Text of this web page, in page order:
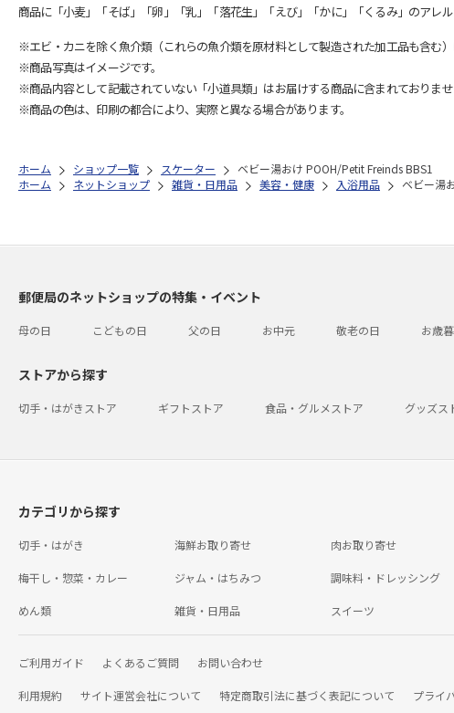
商品に「小麦」「そば」「卵」「乳」「落花生」「えび」「かに」「くるみ」のアレ
※エビ・カニを除く魚介類（これらの魚介類を原材料として製造された加工品も含む
※商品写真はイメージです。
※商品内容として記載されていない「小道具類」はお届けする商品に含まれておりませ
※商品の色は、印刷の都合により、実際と異なる場合があります。
ホーム ショップ一覧 スケーター
ベビー湯おけ POOH/Petit Freinds BBS1
ホーム
ネットショップ 雑貨・日用品 美容・健康 入浴用品 ベビー湯
郵便局のネットショップの特集・イベント
母の日 こどもの日 父の日 お中元 敬老の日 お歳暮
ストアから探す
切手・はがきストア ギフトストア 食品・グルメストア グッズス
カテゴリから探す
切手・はがき 海鮮お取り寄せ 肉お取り寄せ
梅干し・惣菜・カレー ジャム・はちみつ 調味料・ドレッシング
めん類 雑貨・日用品 スイーツ
ご利用ガイド よくあるご質問 お問い合わせ
利用規約 サイト運営会社について 特定商取引法に基づく表記について プライ